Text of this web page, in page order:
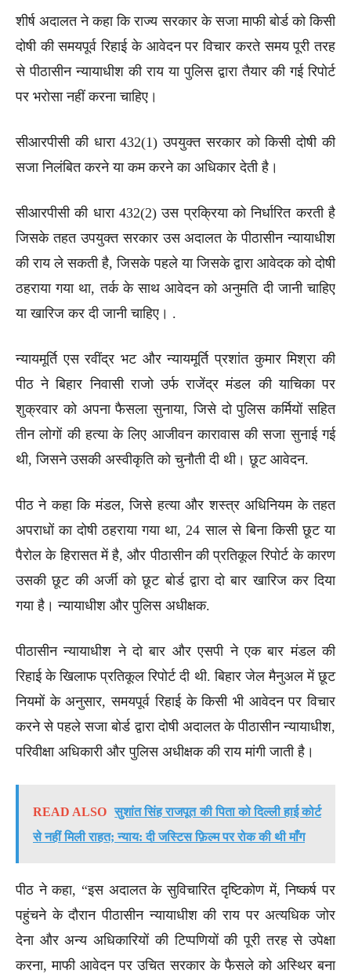
शीर्ष अदालत ने कहा कि राज्य सरकार के सजा माफी बोर्ड को किसी
दोषी की समयपूर्व रिहाई के आवेदन पर विचार करते समय पूरी तरह
से पीठासीन न्यायाधीश की राय या पुलिस द्वारा तैयार की गई रिपोर्ट
पर भरोसा नहीं करना चाहिए।
सीआरपीसी की धारा 432(1) उपयुक्त सरकार को किसी दोषी की
सजा निलंबित करने या कम करने का अधिकार देती है।
सीआरपीसी की धारा 432(2) उस प्रक्रिया को निर्धारित करती है
जिसके तहत उपयुक्त सरकार उस अदालत के पीठासीन न्यायाधीश
की राय ले सकती है, जिसके पहले या जिसके द्वारा आवेदक को दोषी
ठहराया गया था, तर्क के साथ आवेदन को अनुमति दी जानी चाहिए
या खारिज कर दी जानी चाहिए। .
न्यायमूर्ति एस रवींद्र भट और न्यायमूर्ति प्रशांत कुमार मिश्रा की
पीठ ने बिहार निवासी राजो उर्फ ​​​​राजेंद्र मंडल की याचिका पर
शुक्रवार को अपना फैसला सुनाया, जिसे दो पुलिस कर्मियों सहित
तीन लोगों की हत्या के लिए आजीवन कारावास की सजा सुनाई गई
थी, जिसने उसकी अस्वीकृति को चुनौती दी थी। छूट आवेदन.
पीठ ने कहा कि मंडल, जिसे हत्या और शस्त्र अधिनियम के तहत
अपराधों का दोषी ठहराया गया था, 24 साल से बिना किसी छूट या
पैरोल के हिरासत में है, और पीठासीन की प्रतिकूल रिपोर्ट के कारण
उसकी छूट की अर्जी को छूट बोर्ड द्वारा दो बार खारिज कर दिया
गया है। न्यायाधीश और पुलिस अधीक्षक.
पीठासीन न्यायाधीश ने दो बार और एसपी ने एक बार मंडल की
रिहाई के खिलाफ प्रतिकूल रिपोर्ट दी थी. बिहार जेल मैनुअल में छूट
नियमों के अनुसार, समयपूर्व रिहाई के किसी भी आवेदन पर विचार
करने से पहले सजा बोर्ड द्वारा दोषी अदालत के पीठासीन न्यायाधीश,
परिवीक्षा अधिकारी और पुलिस अधीक्षक की राय मांगी जाती है।
READ ALSO
सुशांत सिंह राजपूत की पिता को दिल्ली हाई कोर्ट
से नहीं मिली राहत; न्याय: दी जस्टिस फ़िल्म पर रोक की थी माँग
पीठ ने कहा, “इस अदालत के सुविचारित दृष्टिकोण में, निष्कर्ष पर
पहुंचने के दौरान पीठासीन न्यायाधीश की राय पर अत्यधिक जोर
देना और अन्य अधिकारियों की टिप्पणियों की पूरी तरह से उपेक्षा
करना, माफी आवेदन पर उचित सरकार के फैसले को अस्थिर बना